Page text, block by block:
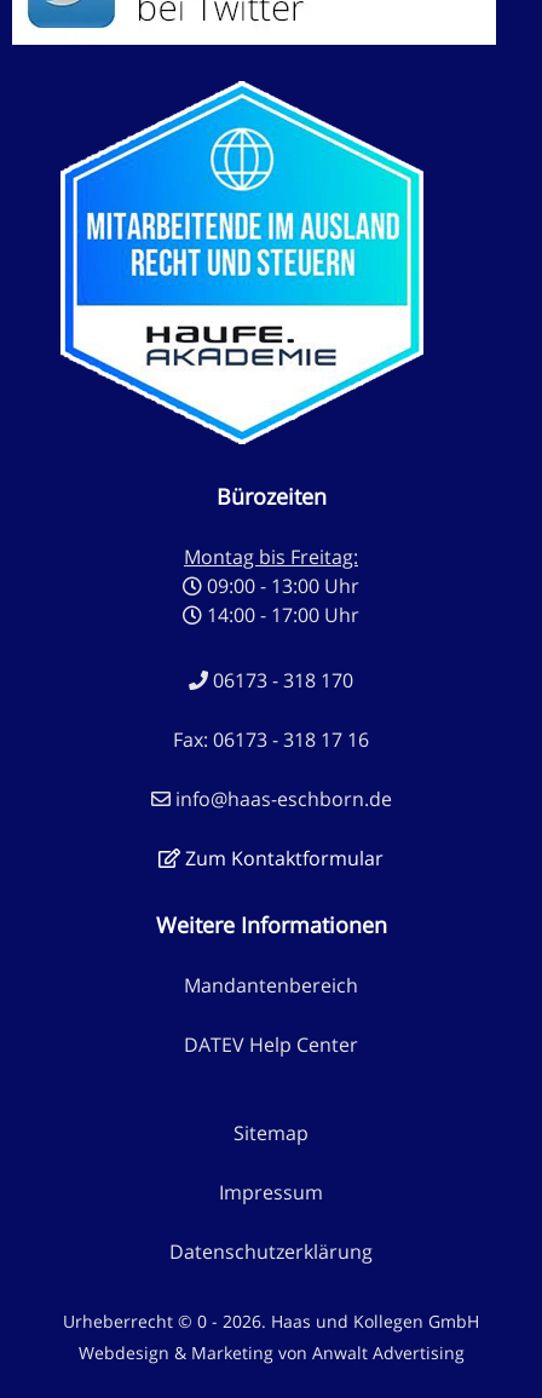
Bürozeiten
Montag bis Freitag:
09:00 - 13:00 Uhr
14:00 - 17:00 Uhr
06173 - 318 170
Fax: 06173 - 318 17 16
info@haas-eschborn.de
Zum Kontaktformular
Weitere Informationen
Mandantenbereich
DATEV Help Center
Sitemap
Impressum
Datenschutzerklärung
Urheberrecht © 0 - 2026. Haas und Kollegen GmbH
Webdesign & Marketing von Anwalt Advertising